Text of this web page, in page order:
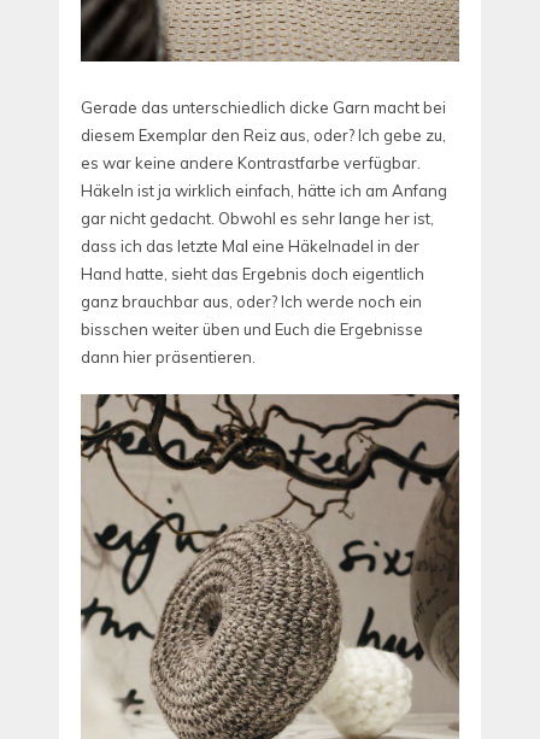
Gerade das unterschiedlich dicke Garn macht bei
diesem Exemplar den Reiz aus, oder? Ich gebe zu,
es war keine andere Kontrastfarbe verfügbar.
Häkeln ist ja wirklich einfach, hätte ich am Anfang
gar nicht gedacht. Obwohl es sehr lange her ist,
dass ich das letzte Mal eine Häkelnadel in der
Hand hatte, sieht das Ergebnis doch eigentlich
ganz brauchbar aus, oder? Ich werde noch ein
bisschen weiter üben und Euch die Ergebnisse
dann hier präsentieren.